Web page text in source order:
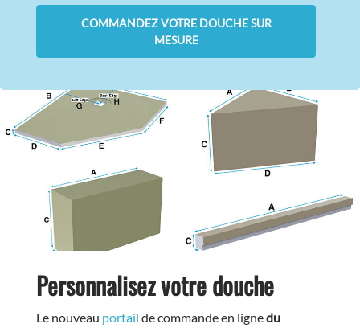
COMMANDEZ VOTRE DOUCHE SUR
MESURE
Personnalisez votre douche
Le nouveau portail de commande en lignedu